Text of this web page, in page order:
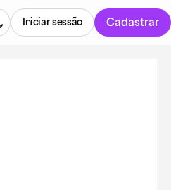
Cadastrar
Iniciar sessão